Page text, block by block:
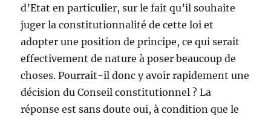
d’Etat en particulier, sur le fait qu’il souhaite
juger la constitutionnalité de cette loi et
adopter une position de principe, ce qui serait
effectivement de nature à poser beaucoup de
choses. Pourrait-il donc y avoir rapidement une
décision du Conseil constitutionnel ? La
réponse est sans doute oui, à condition que le